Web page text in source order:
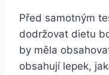
Před samotným
dodržovat dietu
by měla
obsahují lepek,